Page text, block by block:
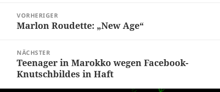
VORHERIGER
Vorheriger
Marlon Roudette: „New Age“
NÄCHSTER
Nächster
Beitrag:
Teenager in Marokko wegen Facebook-
Knutschbildes in Haft